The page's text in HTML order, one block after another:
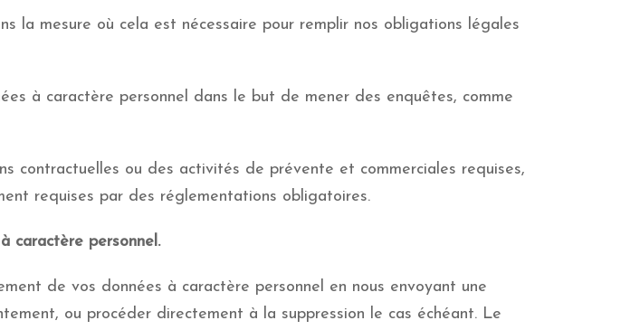
la mesure où cela est nécessaire pour remplir nos obligations légales
à caractère personnel dans le but de mener des enquêtes, comme
contractuelles ou des activités de prévente et commerciales requises,
requises par des réglementations obligatoires.
caractère personnel.
de vos données à caractère personnel en nous envoyant une
ou procéder directement à la suppression le cas échéant. Le